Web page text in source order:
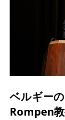
ベルギー
Rompen